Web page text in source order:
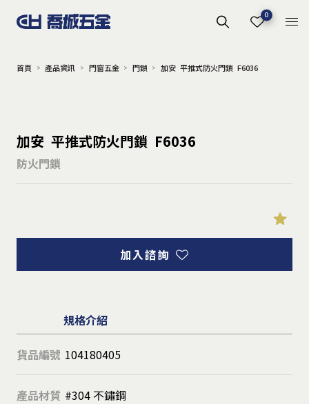
0
首頁 產品資訊 門窗五金 門鎖 加安 平推式防火門鎖 F6036
加安 平推式防火門鎖 F6036
防火門鎖
加入諮詢
規格介紹
貨品編號 104180405
產品材質 #304 不鏽鋼